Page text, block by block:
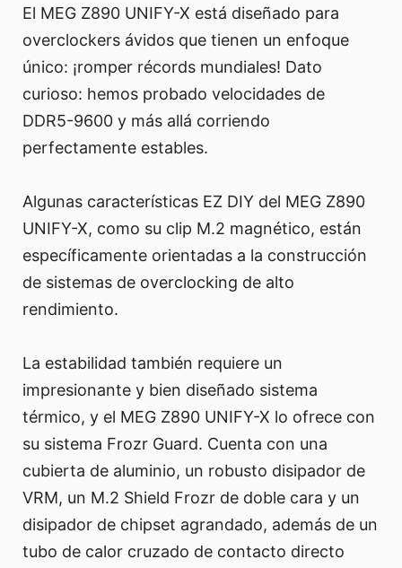
El MEG Z890 UNIFY-X está diseñado para
overclockers ávidos que tienen un enfoque
único: ¡romper récords mundiales! Dato
curioso: hemos probado velocidades de
DDR5-9600 y más allá corriendo
perfectamente estables.
Algunas características EZ DIY del MEG Z890
UNIFY-X, como su clip M.2 magnético, están
específicamente orientadas a la construcción
de sistemas de overclocking de alto
rendimiento.
La estabilidad también requiere un
impresionante y bien diseñado sistema
térmico, y el MEG Z890 UNIFY-X lo ofrece con
su sistema Frozr Guard. Cuenta con una
cubierta de aluminio, un robusto disipador de
VRM, un M.2 Shield Frozr de doble cara y un
disipador de chipset agrandado, además de un
tubo de calor cruzado de contacto directo